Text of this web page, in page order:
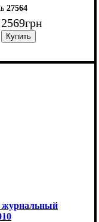
27564
2569грн
80 см
журнальный